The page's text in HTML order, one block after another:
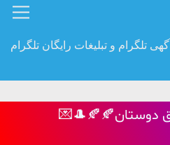
آگهی تلگرام و تبلیغات رایگان تلگرام